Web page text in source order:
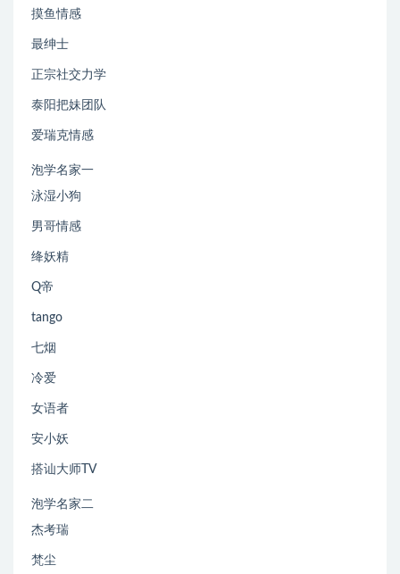
摸鱼情感
最绅士
正宗社交力学
泰阳把妹团队
爱瑞克情感
泡学名家一
泳湿小狗
男哥情感
绛妖精
Q帝
tango
七烟
冷爱
女语者
安小妖
搭讪大师TV
泡学名家二
杰考瑞
梵尘